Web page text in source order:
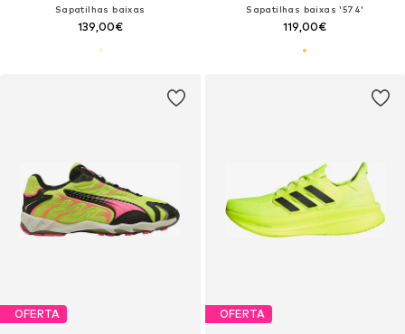
Sapatilhas baixas
139,00€
Sapatilhas baixas '574'
119,00€
OFERTA OFERTA